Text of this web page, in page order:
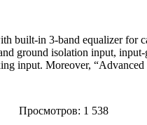
built-in 3-band equalizer for
ground isolation input,
input. Moreover,
Просмотров: 1 538